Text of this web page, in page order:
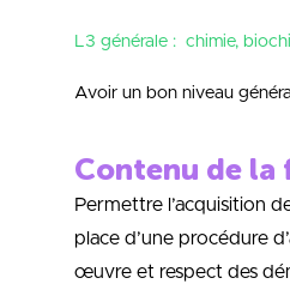
L3 générale : chimie,
Avoir un bon niveau
Contenu de
Permettre l’acquisition
place d’une procédure
œuvre et respect des